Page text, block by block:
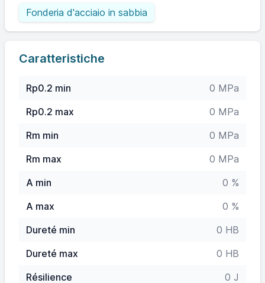
Fonderia d'acciaio in sabbia
Caratteristiche
Rp0.2 min
0 MPa
Rp0.2 max
0 MPa
Rm min
0 MPa
Rm max
0 MPa
A min
0 %
A max
0 %
Dureté min
0 HB
Dureté max
0 HB
Résilience
0 J